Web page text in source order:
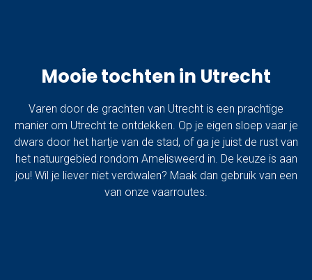
Mooie tochten in Utrecht
Varen door de grachten van Utrecht is een prachtige
manier om Utrecht te ontdekken. Op je eigen sloep vaar je
dwars door het hartje van de stad, of ga je juist de rust van
het natuurgebied rondom Amelisweerd in. De keuze is aan
jou! Wil je liever niet verdwalen? Maak dan gebruik van een
van onze vaarroutes.